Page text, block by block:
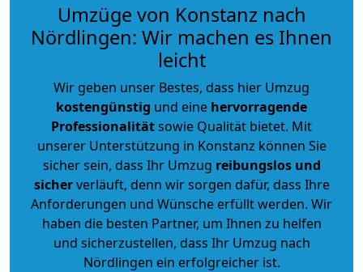
Umzüge von Konstanz nach
Nördlingen: Wir machen es Ihnen
leicht
Wir geben unser Bestes, dass hier Umzug
kostengünstig und eine hervorragende
Professionalitätsowie Qualität bietet. Mit
unserer Unterstützung in Konstanz können Sie
sicher sein, dass Ihr Umzug reibungslos und
sicherverläuft, denn wir sorgen dafür, dass Ihre
Anforderungen und Wünsche erfüllt werden. Wir
haben die besten Partner, um Ihnen zu helfen
und sicherzustellen, dass Ihr Umzug nach
Nördlingen ein erfolgreicher ist.